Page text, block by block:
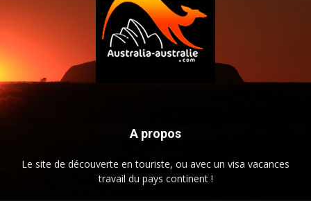
A propos
Le site de découverte en touriste, ou avec un visa vacances
travail du pays continent !